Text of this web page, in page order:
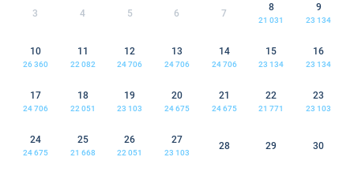
3 4 5 6 7
8
21 031
9
23 134
10
26 360
11
22 082
12
24 706
13
24 706
14
24 706
15
23 134
16
23 134
17
24 706
18
22 051
19
23 103
20
24 675
21
24 675
22
21 771
23
23 103
24
24 675
25
21 668
26
22 051
27
23 103
28 29 30